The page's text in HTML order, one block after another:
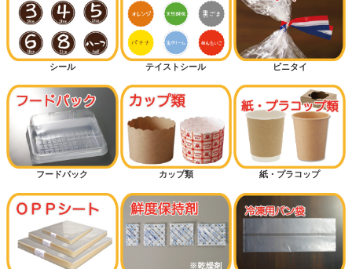
シール テイストシール ビニタイ
フードパック カップ類 紙・プラコップ